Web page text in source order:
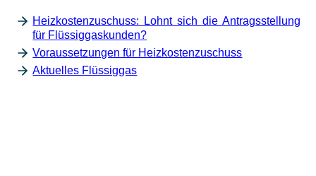
Heizkostenzuschuss: Lohnt sich die Antragsstellung
für Flüssiggaskunden?
Voraussetzungen für Heizkostenzuschuss
Aktuelles Flüssiggas